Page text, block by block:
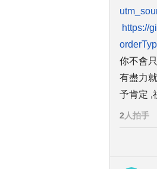
https://
你不會
有盡力
予肯定 ,
2 人拍手